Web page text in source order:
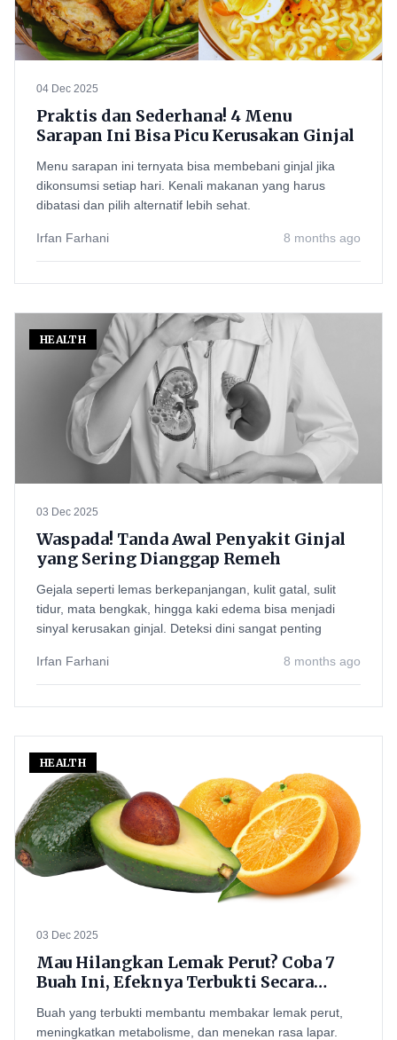
04 Dec 2025
Praktis dan Sederhana! 4 Menu
Sarapan Ini Bisa Picu Kerusakan Ginjal
Menu sarapan ini ternyata bisa membebani ginjal jika
dikonsumsi setiap hari. Kenali makanan yang harus
dibatasi dan pilih alternatif lebih sehat.
Irfan Farhani 8 months ago
HEALTH
03 Dec 2025
Waspada! Tanda Awal Penyakit Ginjal
yang Sering Dianggap Remeh
Gejala seperti lemas berkepanjangan, kulit gatal, sulit
tidur, mata bengkak, hingga kaki edema bisa menjadi
sinyal kerusakan ginjal. Deteksi dini sangat penting
Irfan Farhani 8 months ago
HEALTH
03 Dec 2025
Mau Hilangkan Lemak Perut? Coba 7
Buah Ini, Efeknya Terbukti Secara
Buah yang terbukti membantu membakar lemak perut,
meningkatkan metabolisme, dan menekan rasa lapar.